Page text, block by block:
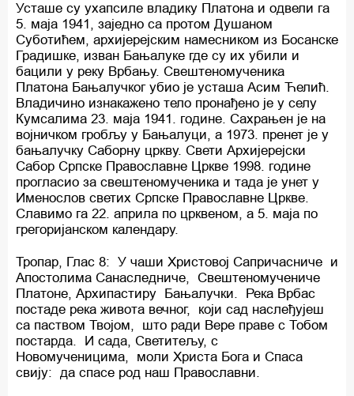
Усташе су ухапсиле владику Платона и одвели га
5. маја 1941, заједно са протом Душаном
Суботићем, архијерејским намесником из Босанске
Градишке, изван Бањалуке где су их убили и
бацили у реку Врбању. Свештеномученика
Платона Бањалучког убио је усташа Асим Ћелић.
Владичино изнакажено тело пронађено је у селу
Кумсалима 23. маја 1941. године. Сахрањен је на
војничком гробљу у Бањалуци, а 1973. пренет је у
бањалучку Саборну цркву. Свети Архијерејски
Сабор Српске Православне Цркве 1998. године
прогласио за свештеномученика и тада је унет у
Именослов светих Српске Православне Цркве.
Славимо га 22. априла по црквеном, а 5. маја по
грегоријанском календару.
Тропар, Глас 8: У чаши Христовој Сапричасниче и
Апостолима Санаследниче, Свештеномучениче
Платоне, Архипастиру Бањалучки. Река Врбас
постаде река живота вечног, који сад наслеђујеш
са паством Твојом, што ради Вере праве с Тобом
постарда. И сада, Светитељу, с
Новомученицима, моли Христа Бога и Спаса
свију: да спасе род наш Православни.